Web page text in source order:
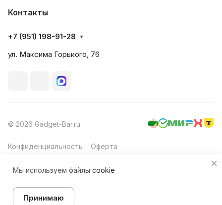
Контакты
+7 (951) 198-91-28
ул. Максима Горького, 76
© 2026 Gadget-Bar.ru
Конфиденциальность Оферта
Мы используем файлы cookie
Принимаю